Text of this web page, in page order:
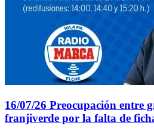
16/07/26 Preocupación entre
franjiverde por la falta de